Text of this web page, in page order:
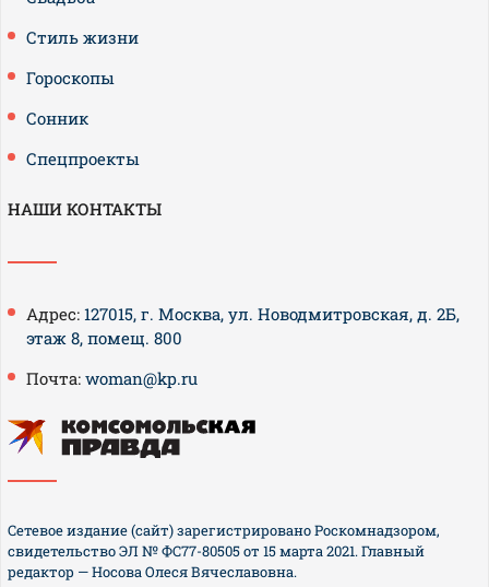
Стиль жизни
Гороскопы
Сонник
Спецпроекты
НАШИ КОНТАКТЫ
Адрес: 127015, г. Москва, ул. Новодмитровская, д. 2Б,
этаж 8, помещ. 800
Почта: woman@kp.ru
Сетевое издание (сайт) зарегистрировано Роскомнадзором,
свидетельство ЭЛ № ФС77-80505 от 15 марта 2021. Главный
редактор — Носова Олеся Вячеславовна.